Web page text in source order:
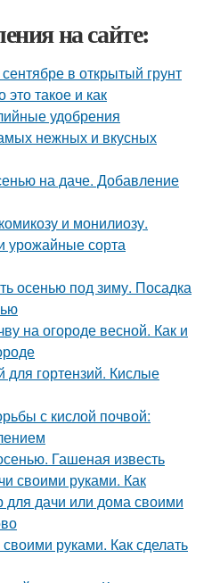
на сайте:
в открытый грунт
такое и как
удобрения
нежных и вкусных
на даче. Добавление
и монилиозу.
урожайные сорта
осенью под зиму. Посадка
на огороде весной. Как и
для гортензий. Кислые
с кислой почвой:
Гашеная известь
своими руками. Как
для дачи или дома своими
руками. Как сделать